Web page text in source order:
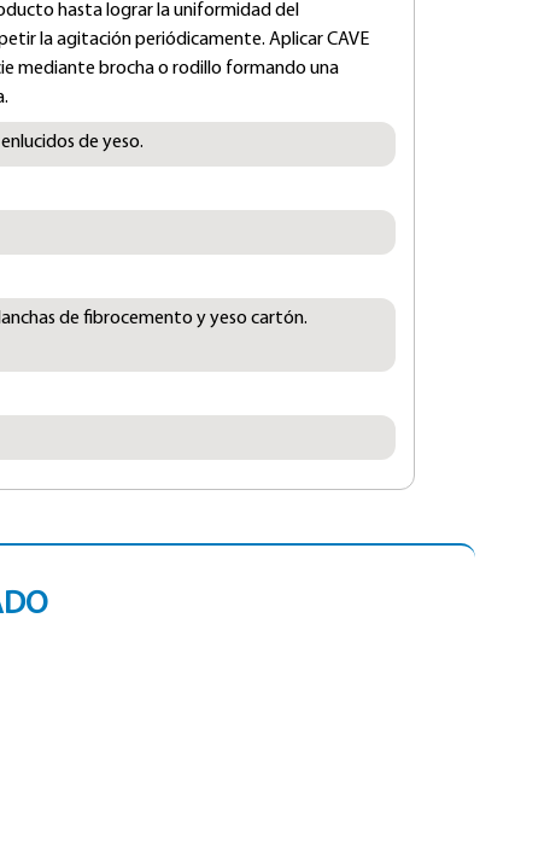
hasta lograr la uniformidad del
la agitación periódicamente. Aplicar CAVE
mediante brocha o rodillo formando una
de yeso.
de fibrocemento y yeso cartón.